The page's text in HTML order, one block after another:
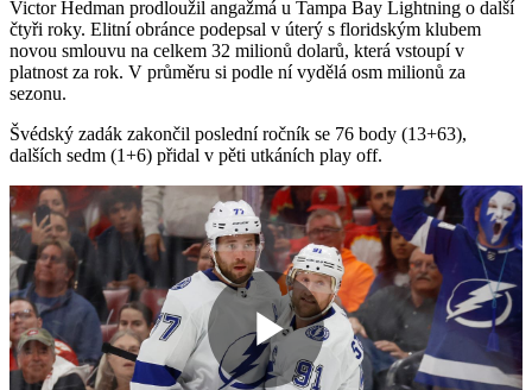
Victor Hedman prodloužil angažmá u Tampa Bay Lightning o další
čtyři roky. Elitní obránce podepsal v úterý s floridským klubem
novou smlouvu na celkem 32 milionů dolarů, která vstoupí v
platnost za rok. V průměru si podle ní vydělá osm milionů za
sezonu.
Švédský zadák zakončil poslední ročník se 76 body (13+63),
dalších sedm (1+6) přidal v pěti utkáních play off.